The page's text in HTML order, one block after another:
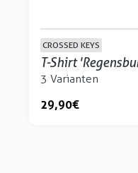
CROSSED KEYS
T-Shirt
3 Varianten
29,90 €